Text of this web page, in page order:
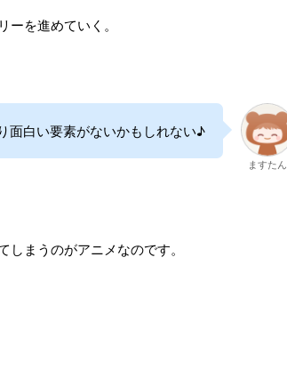
を進めていく。
面白い要素がないかもしれない♪
ますたん
まうのがアニメなのです。